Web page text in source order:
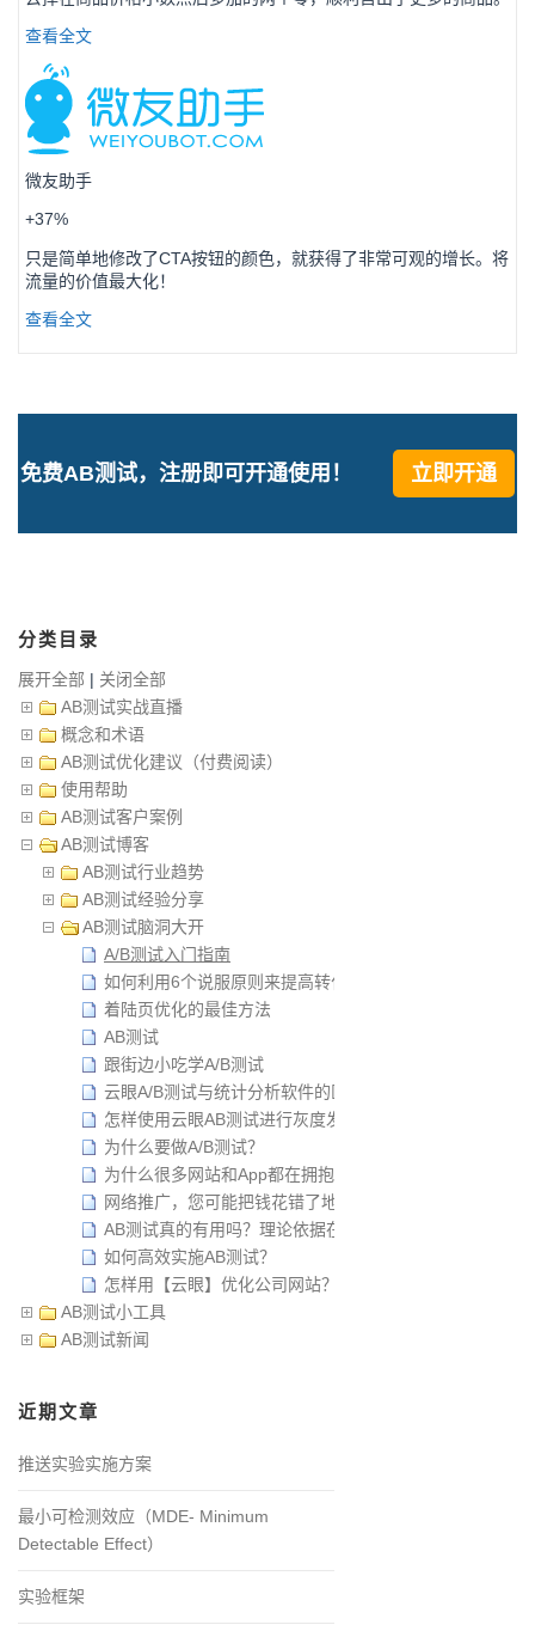
查看全文
微友助手
+37%
只是简单地修改了CTA按钮的颜色，就获得了非常可观的增长。将
流量的价值最大化！
查看全文
免费AB测试，注册即可开通使用！ 立即开通
分类目录
展开全部 | 关闭全部
AB测试实战直播
概念和术语
AB测试优化建议（付费阅读）
使用帮助
AB测试客户案例
AB测试博客
AB测试行业趋势
AB测试经验分享
AB测试脑洞大开
A/B测试入门指南
如何利用6个说服原则来提高转化率？
着陆页优化的最佳方法
AB测试
跟街边小吃学A/B测试
云眼A/B测试与统计分析软件的区别
怎样使用云眼AB测试进行灰度发布？
为什么要做A/B测试？
为什么很多网站和App都在拥抱AB测试？
网络推广，您可能把钱花错了地方！
AB测试真的有用吗？理论依据在哪里？
如何高效实施AB测试？
怎样用【云眼】优化公司网站？
AB测试小工具
AB测试新闻
近期文章
推送实验实施方案
最小可检测效应（MDE- Minimum
Detectable Effect）
实验框架